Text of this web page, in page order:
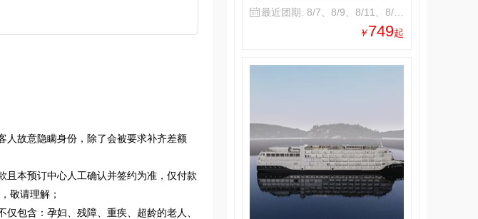
人故意隐瞒身份，除了会被要求补齐差额
且本预订中心人工确认并签约为准，仅付款
敬请理解；
包含：孕妇、残障、重疾、超龄的老人、
 最近团期: 8/7、8/9、8/11、8/13
￥749起